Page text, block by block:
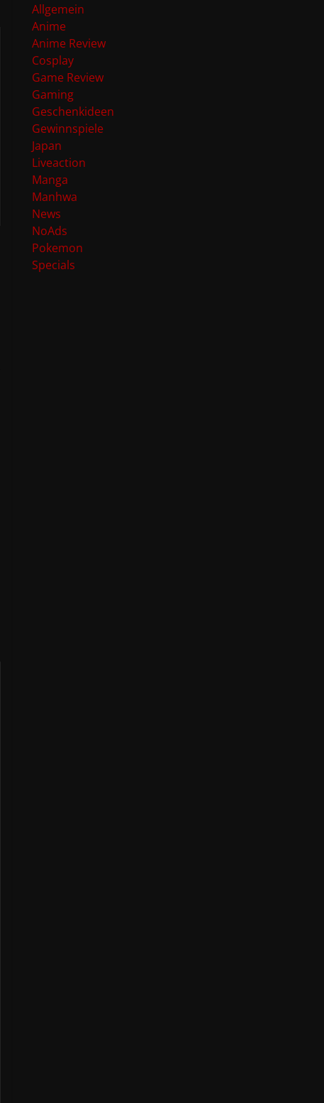
Allgemein
Anime
Anime Review
Cosplay
Game Review
Gaming
Geschenkideen
Gewinnspiele
Japan
Liveaction
Manga
Manhwa
News
NoAds
Pokemon
Specials